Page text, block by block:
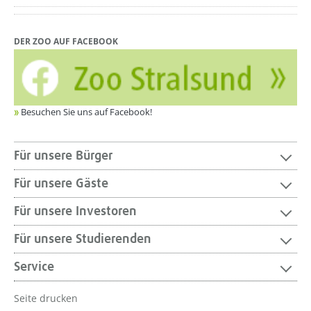
DER ZOO AUF FACEBOOK
Besuchen Sie uns auf Facebook!
Für unsere Bürger
Für unsere Gäste
Für unsere Investoren
Für unsere Studierenden
Service
Seite drucken